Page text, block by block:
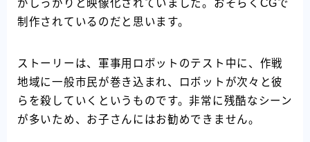
がしっかりと映像化されていました。おそらくCGで
制作されているのだと思います。
ストーリーは、軍事用ロボットのテスト中に、作戦
地域に一般市民が巻き込まれ、ロボットが次々と彼
らを殺していくというものです。非常に残酷なシーン
が多いため、お子さんにはお勧めできません。